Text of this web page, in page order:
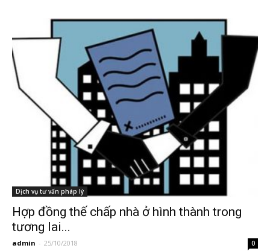
Dịch vụ tư vấn pháp lý
Hợp đồng thế chấp nhà ở hình thành trong
tương lai...
admin - 25/10/2018 0